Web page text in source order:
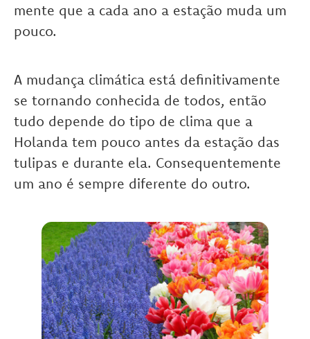
mente que a cada ano a estação muda um
pouco.
A mudança climática está definitivamente
se tornando conhecida de todos, então
tudo depende do tipo de clima que a
Holanda tem pouco antes da estação das
tulipas e durante ela. Consequentemente
um ano é sempre diferente do outro.